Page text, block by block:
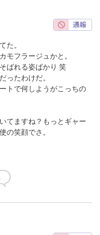
た。
モフラージュかと。
ばれる姿ばかり 笑
ったわけだ。
トで何しようがこっちの
てますね？もっとギャー
の笑顔でさ。